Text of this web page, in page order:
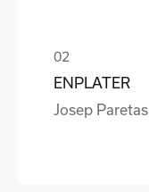
ENPLATER
Josep Paretas